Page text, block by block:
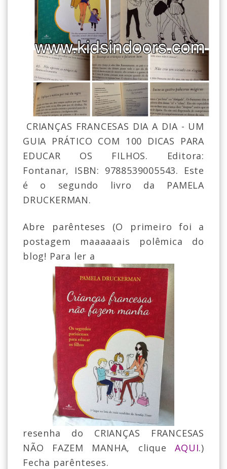
CRIANÇAS FRANCESAS DIA A DIA - UM
GUIA PRÁTICO COM 100 DICAS PARA
EDUCAR OS FILHOS. Editora:
Fontanar, ISBN: 9788539005543. Este
é o segundo livro da PAMELA
DRUCKERMAN.
Abre parênteses (O primeiro foi a
postagem maaaaaais polêmica do
blog! Para ler a
resenha do CRIANÇAS FRANCESAS
NÃO FAZEM MANHA, cliqueAQUI.)
Fecha parênteses.